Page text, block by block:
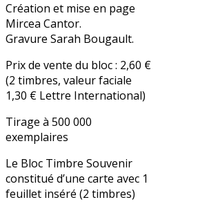
Création et mise en page
Mircea Cantor.
Gravure Sarah Bougault.
Prix de vente du bloc : 2,60 €
(2 timbres, valeur faciale
1,30 € Lettre International)
Tirage à 500 000
exemplaires
Le Bloc Timbre Souvenir
constitué d’une carte avec 1
feuillet inséré (2 timbres)